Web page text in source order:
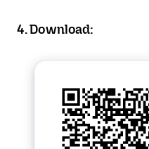
4. Download: